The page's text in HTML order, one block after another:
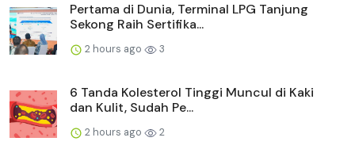
Pertama di Dunia, Terminal LPG Tanjung
Sekong Raih Sertifika...
2 hours ago 3
6 Tanda Kolesterol Tinggi Muncul di Kaki
dan Kulit, Sudah Pe...
2 hours ago 2